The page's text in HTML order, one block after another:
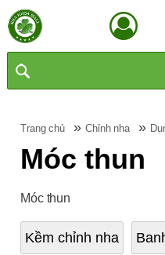
Trang chủ »Chỉnh nha »
Móc thun
Móc thun
Kềm chỉnh nha